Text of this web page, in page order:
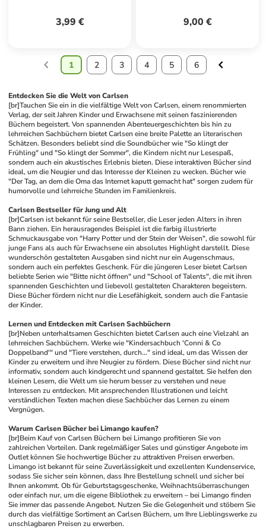
3,99 € 9,00 €
1 2 3 4 5 6
Entdecken Sie die Welt von Carlsen
[br]Tauchen Sie ein in die vielfältige Welt von Carlsen, einem renommierten
Verlag, der seit Jahren Kinder und Erwachsene mit seinen faszinierenden
Büchern begeistert. Von spannenden Abenteuergeschichten bis hin zu
lehrreichen Sachbüchern bietet Carlsen eine breite Palette an literarischen
Schätzen. Besonders beliebt sind die Soundbücher wie "So klingt der
Frühling" und "So klingt der Sommer", die Kindern nicht nur Lesespaß,
sondern auch ein akustisches Erlebnis bieten. Diese interaktiven Bücher sind
ideal, um die Neugier und das Interesse der Kleinen zu wecken. Bücher wie
"Der Tag, an dem die Oma das Internet kaputt gemacht hat" sorgen zudem für
humorvolle und lehrreiche Stunden im Familienkreis.
Carlsen Bestseller für Jung und Alt
[br]Carlsen ist bekannt für seine Bestseller, die Leser jeden Alters in ihren
Bann ziehen. Ein herausragendes Beispiel ist die farbig illustrierte
Schmuckausgabe von "Harry Potter und der Stein der Weisen", die sowohl für
junge Fans als auch für Erwachsene ein absolutes Highlight darstellt. Diese
wunderschön gestalteten Ausgaben sind nicht nur ein Augenschmaus,
sondern auch ein perfektes Geschenk. Für die jüngeren Leser bietet Carlsen
beliebte Serien wie "Bitte nicht öffnen" und "School of Talents", die mit ihren
spannenden Geschichten und liebevoll gestalteten Charakteren begeistern.
Diese Bücher fördern nicht nur die Lesefähigkeit, sondern auch die Fantasie
der Kinder.
Lernen und Entdecken mit Carlsen Sachbüchern
[br]Neben unterhaltsamen Geschichten bietet Carlsen auch eine Vielzahl an
lehrreichen Sachbüchern. Werke wie "Kindersachbuch 'Conni & Co
Doppelband'" und "Tiere verstehen, durch..." sind ideal, um das Wissen der
Kinder zu erweitern und ihre Neugier zu fördern. Diese Bücher sind nicht nur
informativ, sondern auch kindgerecht und spannend gestaltet. Sie helfen den
kleinen Lesern, die Welt um sie herum besser zu verstehen und neue
Interessen zu entdecken. Mit ansprechenden Illustrationen und leicht
verständlichen Texten machen diese Sachbücher das Lernen zu einem
Vergnügen.
Warum Carlsen Bücher bei Limango kaufen?
[br]Beim Kauf von Carlsen Büchern bei Limango profitieren Sie von
zahlreichen Vorteilen. Dank regelmäßiger Sales und günstiger Angebote im
Outlet können Sie hochwertige Bücher zu attraktiven Preisen erwerben.
Limango ist bekannt für seine Zuverlässigkeit und exzellenten Kundenservice,
sodass Sie sicher sein können, dass Ihre Bestellung schnell und sicher bei
Ihnen ankommt. Ob für Geburtstagsgeschenke, Weihnachtsüberraschungen
oder einfach nur, um die eigene Bibliothek zu erweitern – bei Limango finden
Sie immer das passende Angebot. Nutzen Sie die Gelegenheit und stöbern Sie
durch das vielfältige Sortiment an Carlsen Büchern, um Ihre Lieblingswerke zu
unschlagbaren Preisen zu erwerben.